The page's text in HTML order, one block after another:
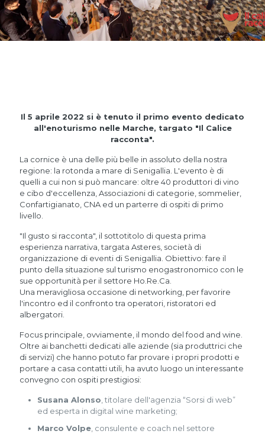
Il 5 aprile 2022 si è tenuto il primo evento dedicato
all'enoturismo nelle Marche, targato "Il Calice
racconta".
La cornice è una delle più belle in assoluto della nostra
regione: la rotonda a mare di Senigallia. L'evento è di
quelli a cui non si può mancare: oltre 40 produttori di vino
e cibo d'eccellenza, Associazioni di categorie, sommelier,
Confartigianato, CNA ed un parterre di ospiti di primo
livello.
"Il gusto si racconta", il sottotitolo di questa prima
esperienza narrativa, targata Asteres, società di
organizzazione di eventi di Senigallia. Obiettivo: fare il
punto della situazione sul turismo enogastronomico con le
sue opportunità per il settore Ho.Re.Ca.
Una meravigliosa occasione di networking, per favorire
l'incontro ed il confronto tra operatori, ristoratori ed
albergatori.
Focus principale, ovviamente, il mondo del food and wine.
Oltre ai banchetti dedicati alle aziende (sia produttrici che
di servizi) che hanno potuto far provare i propri prodotti e
portare a casa contatti utili, ha avuto luogo un interessante
convegno con ospiti prestigiosi:
Susana Alonso , titolare dell'agenzia “Sorsi di web”
ed esperta in digital wine marketing;
Marco Volpe , consulente e coach nel settore